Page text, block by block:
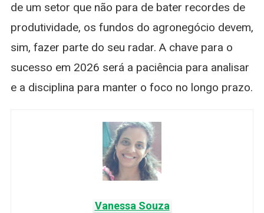
de um setor que não para de bater recordes de
produtividade, os fundos do agronegócio devem,
sim, fazer parte do seu radar. A chave para o
sucesso em 2026 será a paciência para analisar
e a disciplina para manter o foco no longo prazo.
Vanessa Souza